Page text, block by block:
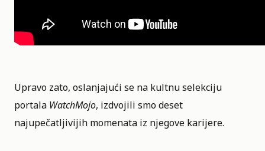
Upravo zato, oslanjajući se na kultnu selekciju
portala WatchMojo, izdvojili smo deset
najupečatljivijih momenata iz njegove karijere.